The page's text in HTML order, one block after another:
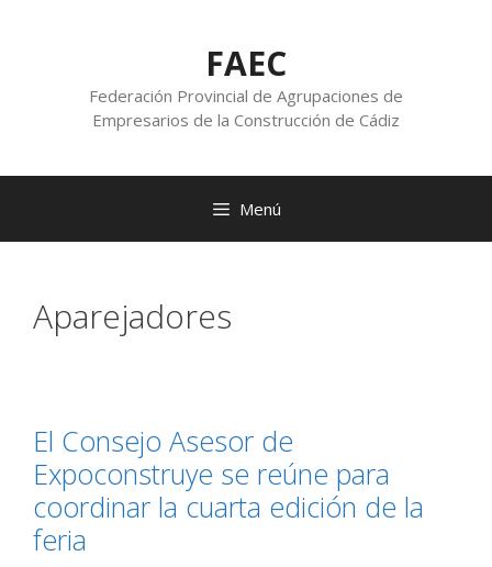
FAEC
Federación Provincial de Agrupaciones de
Empresarios de la Construcción de Cádiz
Menú
Aparejadores
El Consejo Asesor de
Expoconstruye se reúne para
coordinar la cuarta edición de la
feria